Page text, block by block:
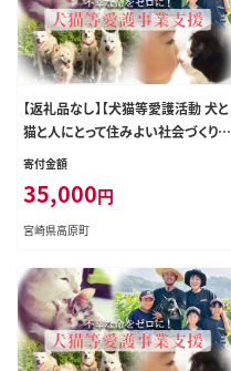
【返礼品なし】【犬猫等愛護活動 犬と
猫と人にとって住みよい社会づくりを
応援】宮崎県 高原町 特定非営利活
P00056
寄付金額
35,000円
宮崎県高原町